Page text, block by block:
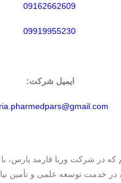
09162662609
09919955230
ایمیل شرکت:
که در شرکت وریا فارمد پارس،
خدمت توسعه علمی و تأمین